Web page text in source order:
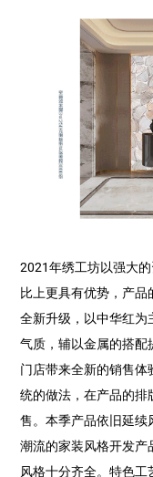
2021年绣工坊以强大
比上更具有优势，产
全新升级，以中华红为
气质，辅以金属的搭配
门店带来全新的销售
统的做法，在产品的排
售。本季产品依旧延续
潮流的家装风格开发产
风格十分齐全。特色